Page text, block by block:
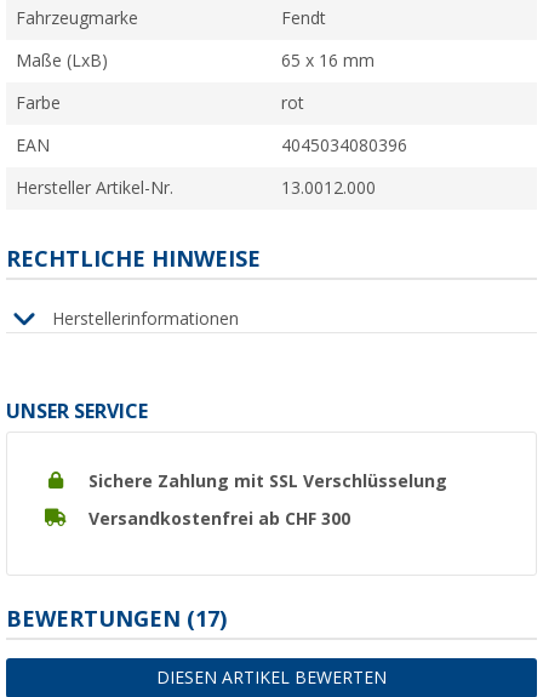
Fahrzeugmarke Fendt
Maße (LxB) 65 x 16 mm
Farbe rot
EAN 4045034080396
Hersteller Artikel-Nr. 13.0012.000
RECHTLICHE HINWEISE
Herstellerinformationen
UNSER SERVICE
Sichere Zahlung mit SSL Verschlüsselung
Versandkostenfrei ab CHF 300
BEWERTUNGEN (17)
DIESEN ARTIKEL BEWERTEN